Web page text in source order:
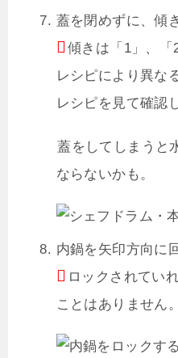
蓋を閉めずに、傾
傾きは「1」、「
レシピにより異な
レシピを見て確認
蓋をしてしまうと
ならないかも。
内鍋を矢印方向に
ロックされてい
ことはありません。